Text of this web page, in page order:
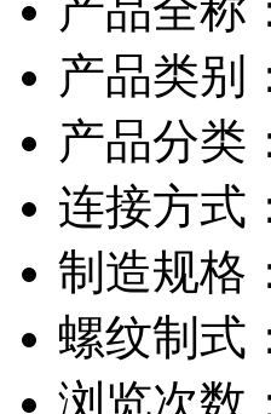
产品类别
产品分类
连接方式
制造规格
螺纹制式
浏览次数